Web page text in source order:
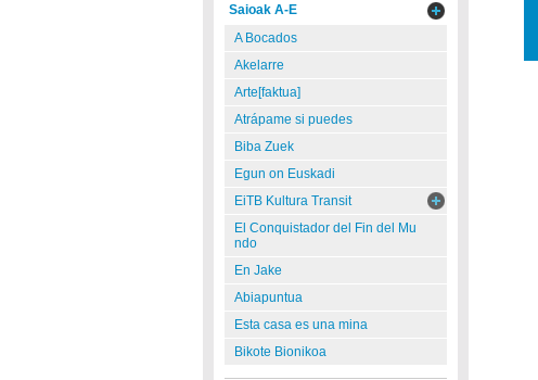
Saioak A-E
A Bocados
Akelarre
Arte[faktua]
Atrápame si puedes
Biba Zuek
Egun on Euskadi
EiTB Kultura Transit
El Conquistador del Fin del Mu
ndo
En Jake
Abiapuntua
Esta casa es una mina
Bikote Bionikoa